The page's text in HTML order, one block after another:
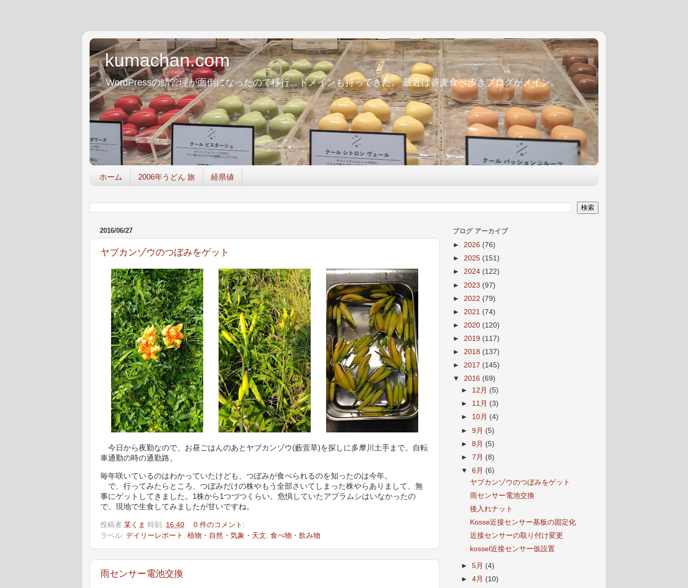
kumachan.com
WordPressの鯖管理が面倒になったので移行。ドメインも持ってきた。 最近は蕎麦食べ歩きブログがメイン。
ホーム 2006年うどん 旅 経県値
2016/06/27
ヤブカンゾウのつぼみをゲット
今日から夜勤なので、お昼ごはんのあとヤブカンゾウ(藪萓草)を探しに多摩川土手まで。自転
車通勤の時の通勤路。
毎年咲いているのはわかっていたけども、つぼみが食べられるのを知ったのは今年。
で、行ってみたらところ、つぼみだけの株やもう全部さいてしまった株やらありまして、無
事にゲットしてきました。1株から1つづつくらい。危惧していたアブラムシはいなかったの
で、現地で生食してみましたが甘いですね。
投稿者 某くま 時刻: 16:40
0 件のコメント:
ラベル: デイリーレポート 植物・自然・気象・天文 食べ物・飲み物
雨センサー電池交換
ブログ アーカイブ
► 2026 (76)
► 2025 (151)
► 2024 (122)
► 2023 (97)
► 2022 (79)
► 2021 (74)
► 2020 (120)
► 2019 (117)
► 2018 (137)
► 2017 (145)
▼ 2016 (69)
► 12月 (5)
► 11月 (3)
► 10月 (4)
►9月 (5)
►8月 (5)
►7月 (8)
▼6月 (6)
ヤブカンゾウのつぼみをゲット
雨センサー電池交換
後入れナット
Kosse近接センサー基板の固定化
近接センサーの取り付け変更
kossel近接センサー仮設置
►5月 (4)
►4月 (10)